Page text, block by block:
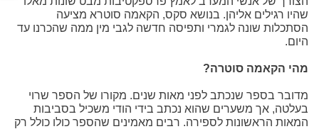
שהיו רגילים אליהן. בנושא סקס, הקאמה סוטרא מציעה
הסתכלות שונה לגמרי ותפיסה חדשה לגבי מין ממה שהכרנו עד
היום.
מהי הקאמה סוטרה?
מדובר בספר שנכתב לפני מאות שנים. מקורו של הספר שרוי
בעלטה, אך משערים שהוא נכתב בידי הודי משכיל בסביבות
המאות הראשונות לספירה. רבים מאמינים שהספר כולו כולל רק